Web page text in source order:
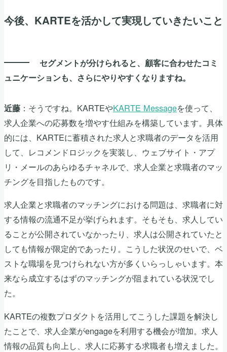
今後、KARTEを活かして実現していきたいこと
セグメントが分けられると、顧客に合わせたコミ
ュニケーションも、さらにやりやすくなりますね。
近藤 ：そうですね。KARTEやKARTE Messageを使って、
求人企業への応募数を増やす仕組みを構築しています。具体
的には、KARTEに蓄積された求人と求職者のデータを活用
して、レコメンドロジックを実装し、ウェブサイト・アプ
リ・メールのあらゆるチャネルで、求人企業と求職者のマッ
チングを目指したものです。
求人企業と求職者のマッチングにおける問題は、求職者に対
する情報の流通不足が挙げられます。そもそも、求人してい
ることが公開されていなかったり、求人は公開されていたと
しても情報が限定的であったり。こうした状況のせいで、ベ
ストな職場を見つけられない方が多くいらっしゃいます。本
来なら成立するはずのマッチングが阻まれている状況でし
た。
KARTEの複数プロダクトを活用してこうした課題を解決し
たことで、求人企業がengageを利用する機会が増加。求人
情報の品質も向上し、求人に応募する求職者も増えました。